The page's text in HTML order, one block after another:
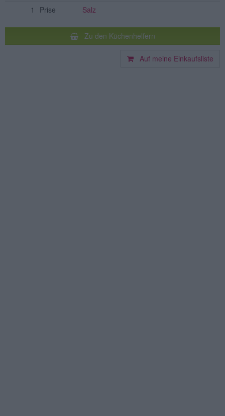
1
Prise Salz
Zu den Küchenhelfern
Auf meine Einkaufsliste